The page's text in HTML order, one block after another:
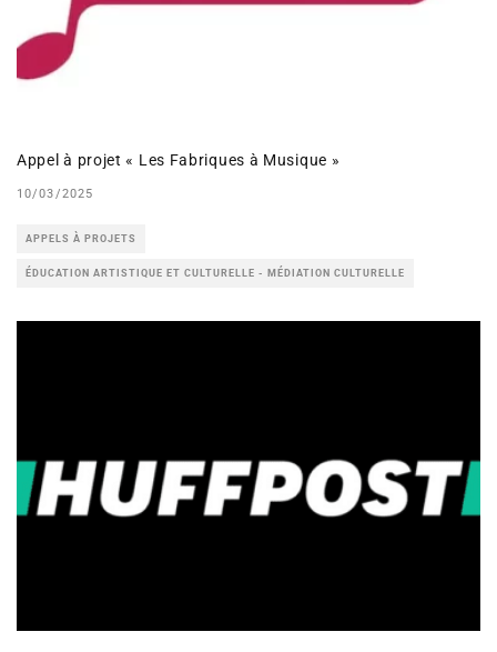
Appel à projet « Les Fabriques à Musique »
10/03/2025
APPELS À PROJETS
ÉDUCATION ARTISTIQUE ET CULTURELLE - MÉDIATION CULTURELLE